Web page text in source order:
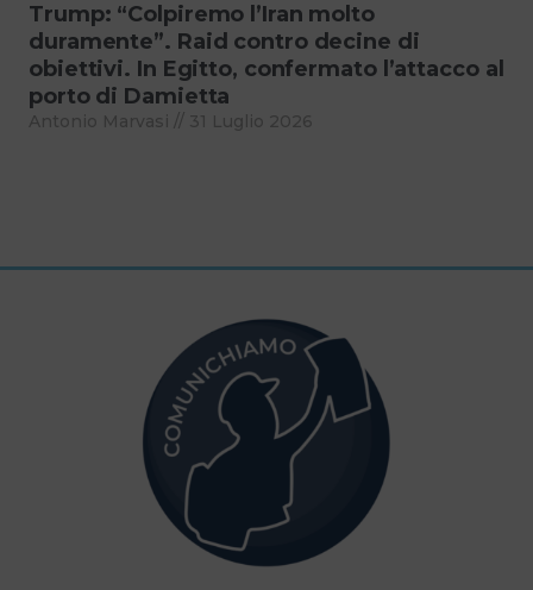
Trump: “Colpiremo l’Iran molto
duramente”. Raid contro decine di
obiettivi. In Egitto, confermato l’attacco al
porto di Damietta
Antonio Marvasi 31 Luglio 2026